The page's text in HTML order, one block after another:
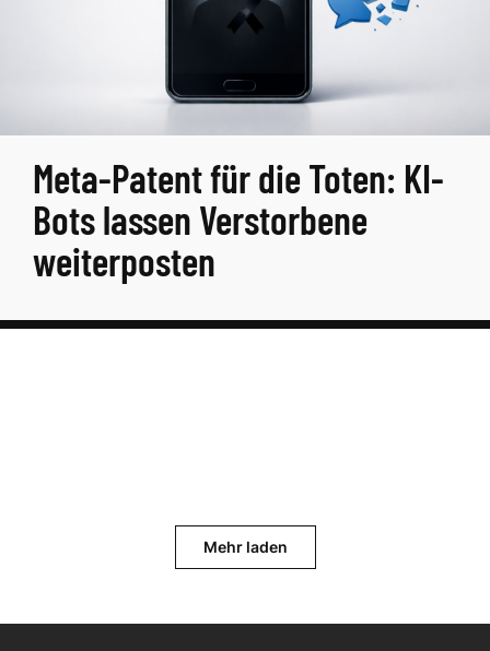
Meta-Patent für die Toten: KI-
Bots lassen Verstorbene
weiterposten
Mehr laden